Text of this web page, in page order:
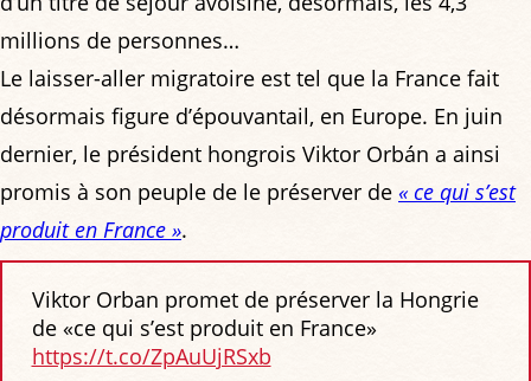
millions de personnes…
Le laisser-aller migratoire est tel que la France fait
désormais figure d’épouvantail, en Europe. En juin
dernier, le président hongrois Viktor Orbán a ainsi
promis à son peuple de le préserver de « ce qui s’est
produit en France ».
Viktor Orban promet de préserver la Hongrie
de «ce qui s’est produit en France»
https://t.co/ZpAuUjRSxb